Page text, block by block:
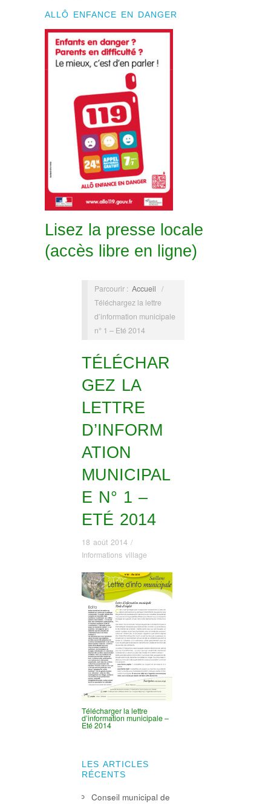
ALLÔ ENFANCE EN DANGER
Lisez la presse locale
(accès libre en ligne)
Parcourir : Accueil /
Téléchargez la lettre
d’information municipale
n° 1 – Eté 2014
TÉLÉCHAR
GEZ LA
LETTRE
D’INFORM
ATION
MUNICIPAL
E N° 1 –
ETÉ 2014
18 août 2014/
Informations village
Télécharger la lettre
d’information municipale –
Eté 2014
LES ARTICLES
RÉCENTS
Conseil municipal de